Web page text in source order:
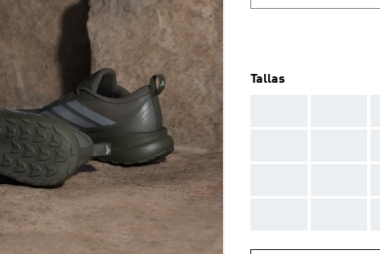
Tallas